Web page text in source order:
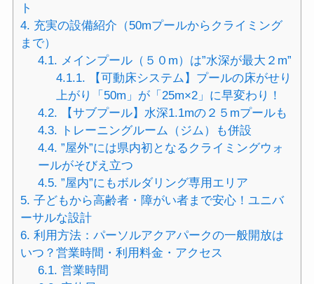
ト
4. 充実の設備紹介（50mプールからクライミング
まで）
4.1. メインプール（５０m）は”水深が最大２m”
4.1.1. 【可動床システム】プールの床がせり
上がり「50m」が「25m×2」に早変わり！
4.2. 【サブプール】水深1.1mの２５mプールも
4.3. トレーニングルーム（ジム）も併設
4.4. ”屋外”には県内初となるクライミングウォ
ールがそびえ立つ
4.5. ”屋内”にもボルダリング専用エリア
5. 子どもから高齢者・障がい者まで安心！ユニバ
ーサルな設計
6. 利用方法：パーソルアクアパークの一般開放は
いつ？営業時間・利用料金・アクセス
6.1. 営業時間